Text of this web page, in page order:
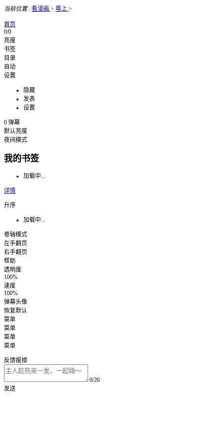
当前位置: 看漫画 > 尊上 >
首页
0/0
亮度
书签
目录
自动
设置
隐藏
发表
设置
0 弹幕
默认亮度
夜间模式
我的书签
加载中...
详情
升序
加载中...
卷轴模式
左手翻页
右手翻页
帮助
透明度
100%
速度
100%
弹幕头像
恢复默认
菜单
菜单
菜单
菜单
反馈报错
0/20
发送